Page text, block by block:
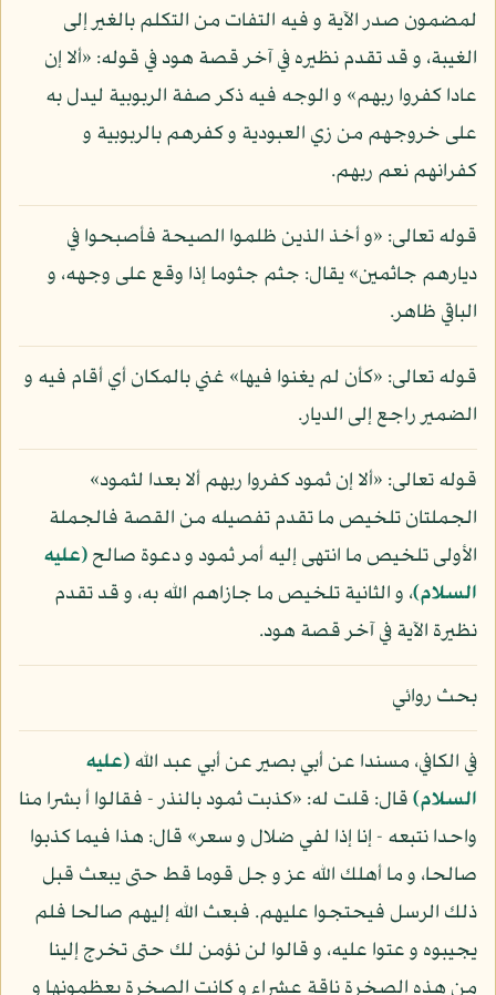
لمضمون صدر الآية و فيه التفات من التكلم بالغير إلى
الغيبة، و قد تقدم نظيره في آخر قصة هود في قوله: «ألا إن
عادا كفروا ربهم» و الوجه فيه ذكر صفة الربوبية ليدل به
على خروجهم من زي العبودية و كفرهم بالربوبية و
كفرانهم نعم ربهم.
قوله تعالى: «و أخذ الذين ظلموا الصيحة فأصبحوا في
ديارهم جاثمين» يقال: جثم جثوما إذا وقع على وجهه، و
الباقي ظاهر.
قوله تعالى: «كأن لم يغنوا فيها» غني بالمكان أي أقام فيه و
الضمير راجع إلى الديار.
قوله تعالى: «ألا إن ثمود كفروا ربهم ألا بعدا لثمود»
الجملتان تلخيص ما تقدم تفصيله من القصة فالجملة
الأولى تلخيص ما انتهى إليه أمر ثمود و دعوة صالح(عليه
السلام)، و الثانية تلخيص ما جازاهم الله به، و قد تقدم
نظيرة الآية في آخر قصة هود.
بحث روائي
في الكافي، مسندا عن أبي بصير عن أبي عبد الله(عليه
السلام)قال: قلت له: «كذبت ثمود بالنذر - فقالوا أ بشرا منا
واحدا نتبعه - إنا إذا لفي ضلال و سعر» قال: هذا فيما كذبوا
صالحا، و ما أهلك الله عز و جل قوما قط حتى يبعث قبل
ذلك الرسل فيحتجوا عليهم. فبعث الله إليهم صالحا فلم
يجيبوه و عتوا عليه، و قالوا لن نؤمن لك حتى تخرج إلينا
من هذه الصخرة ناقة عشراء و كانت الصخرة يعظمونها و